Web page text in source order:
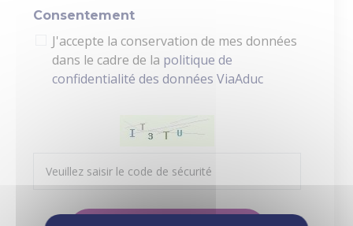
Consentement
J'accepte la conservation de mes données
dans le cadre de la politique de
confidentialité des données ViaAduc